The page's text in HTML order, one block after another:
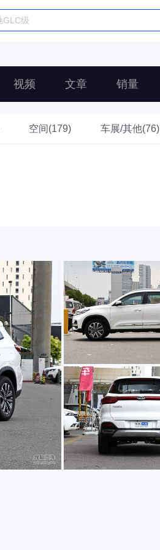
视频 文章 销量
空间(179) 车展/其他(76)